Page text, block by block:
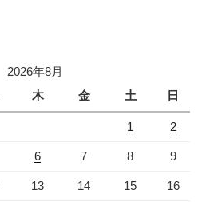
2026年8月
木 金 土 日
1 2
6 7 8 9
13 14 15 16